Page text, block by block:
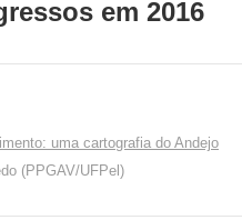
em 2016
uma cartografia do Andejo
(PPGAV/UFPel)